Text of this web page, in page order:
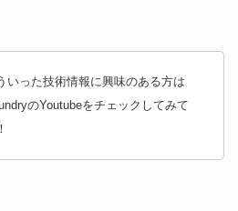
いった技術情報に興味のある方は
のYoutubeをチェックしてみて